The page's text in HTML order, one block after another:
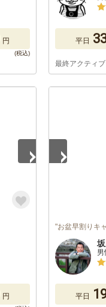
円 平日
最終アクティ
円
"お盆早割りキ
平日